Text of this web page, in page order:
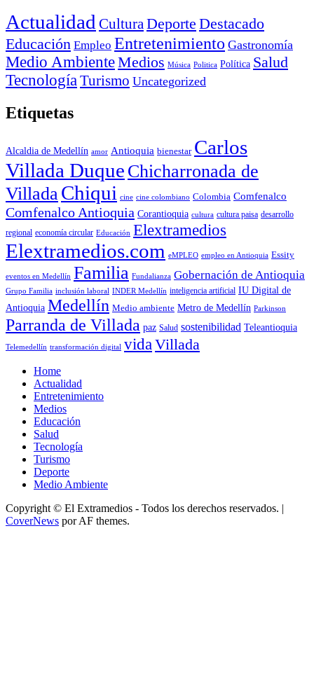
Actualidad Cultura Deporte Destacado
Educación Empleo Entretenimiento Gastronomía
Medio AmbienteMedios Música Politica Política Salud
Tecnología Turismo Uncategorized
Etiquetas
Alcaldia de Medellín amor Antioquia bienestar Carlos
Villada Duque Chicharronada de
VilladaChiqui cine cine colombiano Colombia Comfenalco
Comfenalco Antioquia Corantioquia cultura cultura paisa desarrollo
regional economía circular Educación Elextramedios
Elextramedios.com eMPLEO empleo en Antioquia Essity
eventos en Medellín Familia Fundalianza Gobernación de Antioquia
Grupo Familia inclusión laboral INDER Medellín inteligencia artificial IU Digital de
Antioquia Medellín Medio ambiente Metro de Medellín Parkinson
Parranda de Villada paz Salud sostenibilidad Teleantioquia
Telemedellín transformación digital vidaVillada
Home
Actualidad
Entretenimiento
Medios
Educación
Salud
Tecnología
Turismo
Deporte
Medio Ambiente
Copyright © El Extramedios - Todos los derechos reservados.
CoverNews por AF themes.